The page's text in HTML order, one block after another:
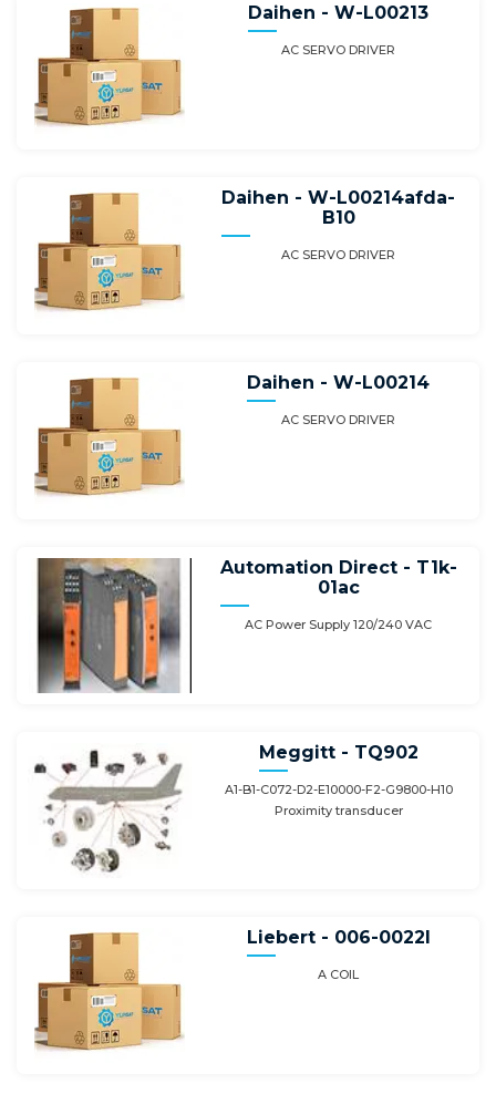
Daihen - W-L00213
AC SERVO DRIVER
Daihen - W-L00214afda-
B10
AC SERVO DRIVER
Daihen - W-L00214
AC SERVO DRIVER
Automation Direct - T1k-
01ac
AC Power Supply 120/240 VAC
Meggitt - TQ902
A1-B1-C072-D2-E10000-F2-G9800-H10
Proximity transducer
Liebert - 006-0022l
A COIL